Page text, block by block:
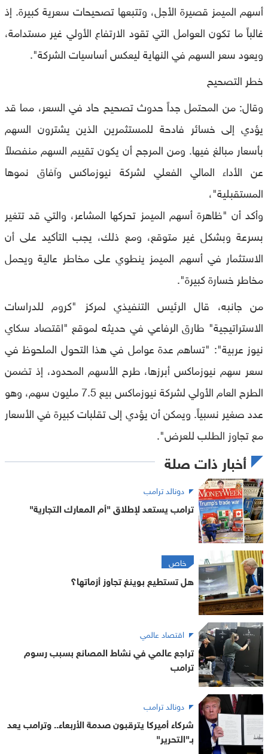
أسهم الميمز قصيرة الأجل، وتتبعها تصحيحات سعرية كبيرة. إذ
غالباً ما تكون العوامل التي تقود الارتفاع الأولي غير مستدامة،
ويعود سعر السهم في النهاية ليعكس أساسيات الشركة".
خطر التصحيح
وقال: من المحتمل جداً حدوث تصحيح حاد في السعر، مما قد
يؤدي إلى خسائر فادحة للمستثمرين الذين يشترون السهم
بأسعار مبالغ فيها. ومن المرجح أن يكون تقييم السهم منفصلاً
عن الأداء المالي الفعلي لشركة نيوزماكس وآفاق نموها
المستقبلية"،
وأكد أن "ظاهرة أسهم الميمز تحركها المشاعر، والتي قد تتغير
بسرعة وبشكل غير متوقع، ومع ذلك، يجب التأكيد على أن
الاستثمار في أسهم الميمز ينطوي على مخاطر عالية ويحمل
مخاطر خسارة كبيرة".
من جانبه، قال الرئيس التنفيذي لمركز "كروم للدراسات
الاستراتيجية" طارق الرفاعي في حديثه لموقع "اقتصاد سكاي
نيوز عربية": "تساهم عدة عوامل في هذا التحول الملحوظ في
سعر سهم نيوزماكس أبرزها، طرح الأسهم المحدود، إذ تضمن
الطرح العام الأولي لشركة نيوزماكس بيع 7.5 مليون سهم، وهو
عدد صغير نسبياً. ويمكن أن يؤدي إلى تقلبات كبيرة في الأسعار
مع تجاوز الطلب للعرض".
أخبار ذات صلة
دونالد ترامب
ترامب يستعد لإطلاق "أم المعارك التجارية"
خاص
هل تستطيع بوينغ تجاوز أزماتها؟
اقتصاد عالمي
تراجع عالمي في نشاط المصانع بسبب رسوم
ترامب
دونالد ترامب
شركاء أميركا يترقبون صدمة الأربعاء.. وترامب يعد
بـ"التحرير"